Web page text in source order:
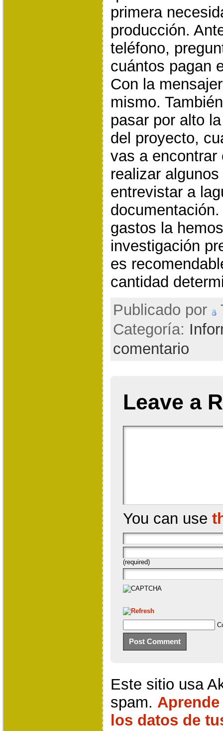
primera
producción.
teléfono,
cuántos pagan
Con la
mismo.
pasar por alto
del proyecto,
vas a encontrar
realizar
entrevistar a
gastos la
investigación
es
cantidad
Publicado por
Categoría:
comentario
Leave a
You can use
(required)
Este sitio usa
spam.
los datos de